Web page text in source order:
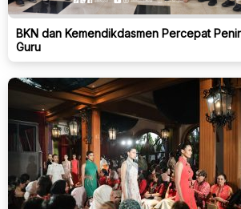
BKN dan Kemendikdasmen Percepat
Guru